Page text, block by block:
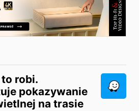
robi.
pokazywanie
na trasie